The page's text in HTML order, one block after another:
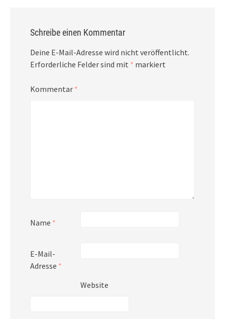
Schreibe einen Kommentar
Deine E-Mail-Adresse wird nicht veröffentlicht.
Erforderliche Felder sind mit * markiert
Kommentar *
Name *
E-Mail-
Adresse *
Website